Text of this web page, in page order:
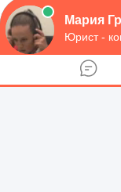
Отделение
‘МФЦ’ по
Отделение
‘МФЦ’ по г.